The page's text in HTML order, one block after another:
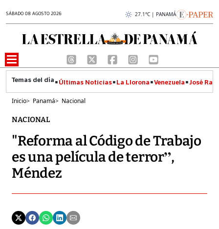
SÁBADO 08 AGOSTO 2026 27.1°C | PANAMÁ
Últimas Noticias La Llorona Venezuela José
Inicio> Panamá> Nacional
NACIONAL
"Reforma al Código de Trabajo
es una película de terror”,
Méndez